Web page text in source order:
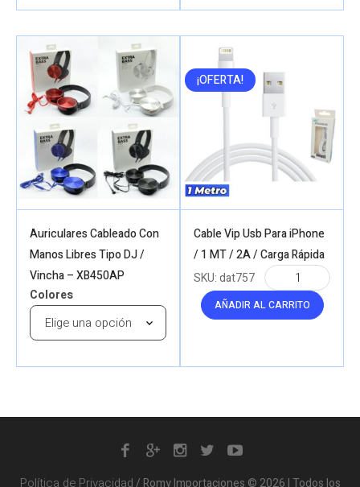
Auriculares Cableado Con
Manos Libres Tipo DJ /
Vincha – XB450AP
Colores
¡OFERTA!
Cable Vip Usb Para iPhone
/ 1 MT / 2A / Carga Rápida
AÑADIR AL CARRITO
SKU:dat757
Política de Privacidad/ Romy Importaciones © 2026 | Todos los